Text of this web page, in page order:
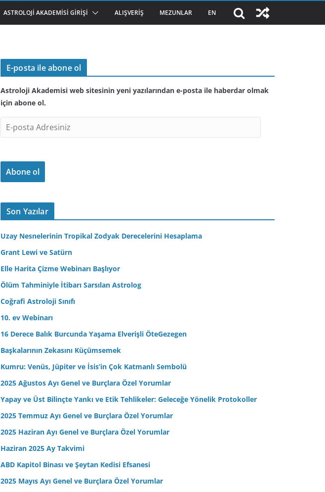
ASTROLOJI AKADEMISI GIRIŞI ALIŞVERIŞ MEZUNLAR EN
E-posta ile abone ol
Astroloji Akademisi web sitesinin yeni yazılarından e-posta ile haberdar olmak
için abone ol.
-
o
t
d
r
i
n
Abone ol
Son Yazılar
Uzay Nesnelerinin Tropikal Zodyak Derecelerini Hesaplama
Grant Lewi ve Satürn
Elle Harita Çizme Webinarı Başlıyor
Ölüm Tahminiyle İtibarı Sarsılan Astrolog
Coğrafi Astroloji Sınıfı
10. ev Webinarı
16 Derece Balık Burcunda Yaşama Elverişli ÖteGezegen
Başkalarının Zekasını Küçümsemek
Kumru: Venüs, Jüpiter ve İsis’in Çok Katmanlı Sembolü
2025 Ağustos Ayı Genel ve Burçlara Özel Yorumlar
Yapay ve Üst Bilinçte Yankı ve Etik Tehlikeler: Geleceğe Yönelik Protokoller
2025 Temmuz Ayı Genel ve Burçlara Özel Yorumlar
2025 Haziran Ayı Genel ve Burçlara Özel Yorumlar
Haziran 2025 Ay Takvimi
ABD Kapitol Binası ve Şeytan Kedisi Efsanesi
2025 Mayıs Ayı Genel ve Burçlara Özel Yorumlar